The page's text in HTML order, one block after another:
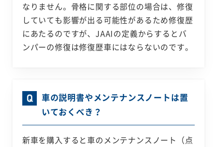
なりません。骨格に関する部位の場合は、修復
していても影響が出る可能性があるため修復歴
にあたるのですが、JAAIの定義からするとバ
ンパーの修復は修復歴車にはならないのです。
車の説明書やメンテナンスノートは置
いておくべき？
新車を購入すると車のメンテナンスノート（点